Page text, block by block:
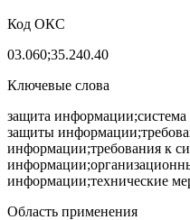
Код ОКС
03.060;35.240.40
Ключевые слова
защита
защиты
информации;требования к
информации;технические
Область применения